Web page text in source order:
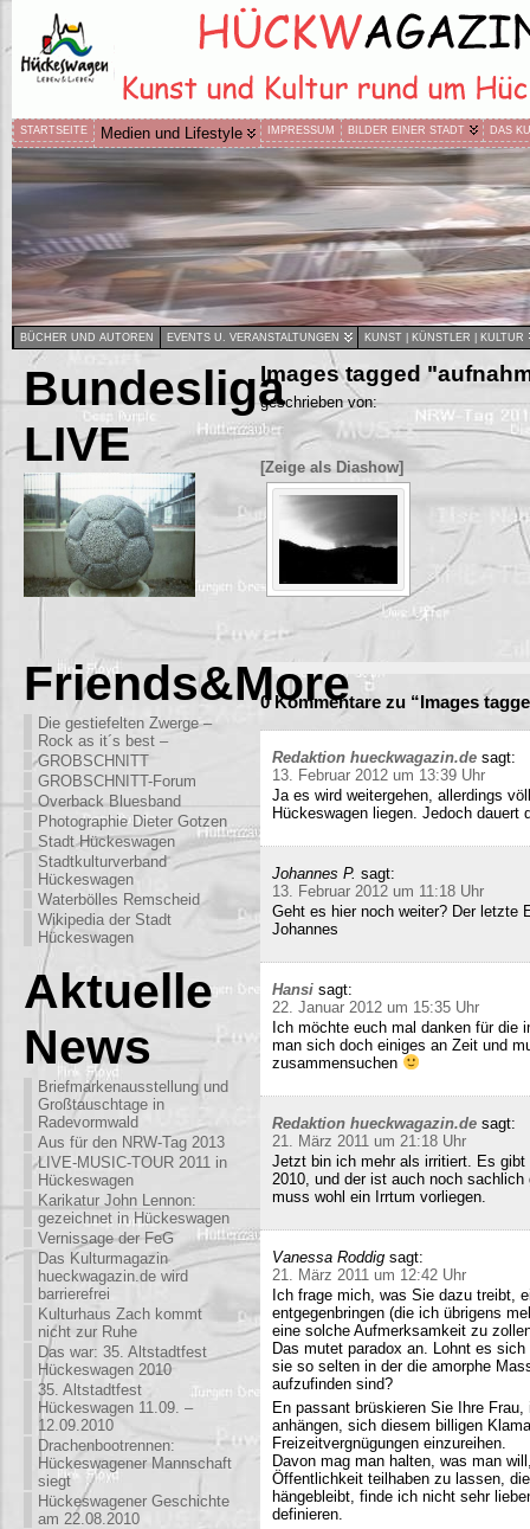
STARTSEITE Medien und Lifestyle IMPRESSUM BILDER EINER STADT DAS
BÜCHER UND AUTOREN EVENTS U. VERANSTALTUNGEN KUNST | KÜNSTLER | KULTUR
Bundesliga
LIVE
Friends&More
Die gestiefelten Zwerge –
Rock as it´s best –
GROBSCHNITT
GROBSCHNITT-Forum
Overback Bluesband
Photographie Dieter Gotzen
Stadt Hückeswagen
Stadtkulturverband
Hückeswagen
Waterbölles Remscheid
Wikipedia der Stadt
Hückeswagen
Aktuelle
News
Briefmarkenausstellung und
Großtauschtage in
Radevormwald
Aus für den NRW-Tag 2013
LIVE-MUSIC-TOUR 2011 in
Hückeswagen
Karikatur John Lennon:
gezeichnet in Hückeswagen
Vernissage der FeG
Das Kulturmagazin
hueckwagazin.de wird
barrierefrei
Kulturhaus Zach kommt
nicht zur Ruhe
Das war: 35. Altstadtfest
Hückeswagen 2010
35. Altstadtfest
Hückeswagen 11.09. –
12.09.2010
Drachenbootrennen:
Hückeswagener Mannschaft
siegt
Hückeswagener Geschichte
am 22.08.2010
Images tagged
geschrieben von:
[Zeige als Diashow]
0 Kommentare zu “Images
Redaktion hueckwagazin.de sagt:
13. Februar 2012 um 13:39 Uhr
Ja es wird weitergehen, allerdings
Hückeswagen liegen. Jedoch
Johannes P. sagt:
13. Februar 2012 um 11:18 Uhr
Geht es hier noch weiter? Der letzte
Johannes
Hansi sagt:
22. Januar 2012 um 15:35 Uhr
Ich möchte euch mal danken für die
man sich doch einiges an Zeit und
zusammensuchen
Redaktion hueckwagazin.de sagt:
21. März 2011 um 21:18 Uhr
Jetzt bin ich mehr als irritiert. Es gibt
2010, und der ist auch noch
muss wohl ein Irrtum vorliegen.
Vanessa Roddig sagt:
21. März 2011 um 12:42 Uhr
Ich frage mich, was Sie dazu treibt,
entgegenbringen (die ich übrigens
eine solche Aufmerksamkeit zu
Das mutet paradox an. Lohnt es
sie so selten in der die amorphe
aufzufinden sind?
En passant brüskieren Sie Ihre
anhängen, sich diesem billigen
Freizeitvergnügungen einzureihen.
Davon mag man halten, was man
Öffentlichkeit teilhaben zu lassen,
hängebleibt, finde ich nicht sehr
definieren.